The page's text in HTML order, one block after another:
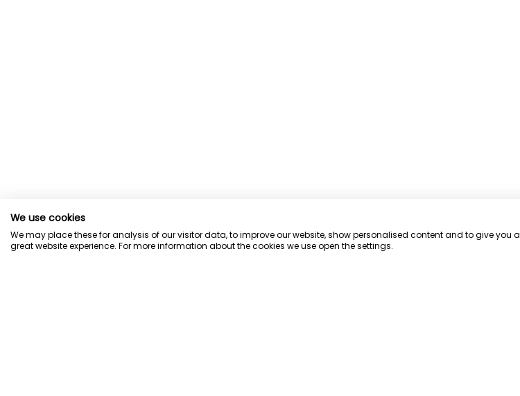
We use cookies
We may place these for analysis of our visitor data, to improve our website, show personalised content and to give you a
great website experience. For more information about the cookies we use open the settings.